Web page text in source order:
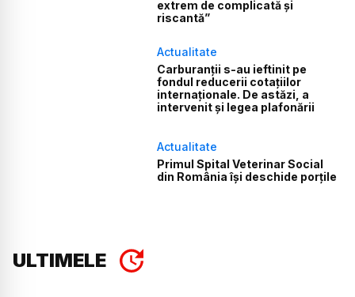
extrem de complicată și
riscantă”
Actualitate
Carburanții s-au ieftinit pe
fondul reducerii cotațiilor
internaționale. De astăzi, a
intervenit și legea plafonării
Actualitate
Primul Spital Veterinar Social
din România își deschide porțile
ULTIMELE